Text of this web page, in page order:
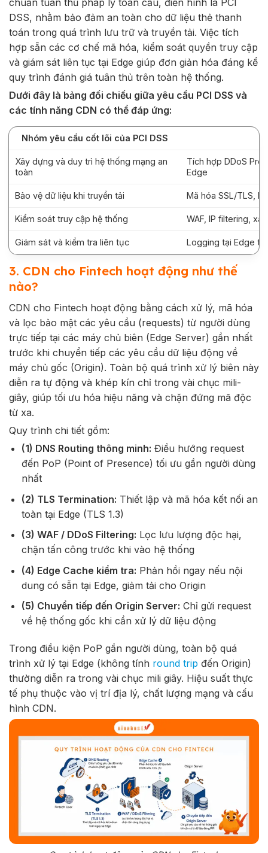
chuẩn tuân thủ pháp lý toàn cầu, điển hình là PCI
DSS, nhằm bảo đảm an toàn cho dữ liệu thẻ thanh
toán trong quá trình lưu trữ và truyền tải. Việc tích
hợp sẵn các cơ chế mã hóa, kiểm soát quyền truy cập
và giám sát liên tục tại Edge giúp đơn giản hóa đáng kể
quy trình đánh giá tuân thủ trên toàn hệ thống.
Dưới đây là bảng đối chiếu giữa yêu cầu PCI DSS và
các tính năng CDN có thể đáp ứng:
Nhóm yêu cầu cốt lõi của PCI DSS
Xây dựng và duy trì hệ thống mạng an
toàn
Tích hợp DDoS
Edge
Bảo vệ dữ liệu khi truyền tải Mã hóa SSL/TLS,
Kiểm soát truy cập hệ thống WAF, IP filtering,
Giám sát và kiểm tra liên tục Logging tại Edge
3. CDN cho Fintech hoạt động như thế
nào?
CDN cho Fintech hoạt động bằng cách xử lý, mã hóa
và lọc bảo mật các yêu cầu (requests) từ người dùng
trực tiếp tại các máy chủ biên (Edge Server) gần nhất
trước khi chuyển tiếp các yêu cầu dữ liệu động về
máy chủ gốc (Origin). Toàn bộ quá trình xử lý biên này
diễn ra tự động và khép kín chỉ trong vài chục mili-
giây, giúp tối ưu hóa hiệu năng và chặn đứng mã độc
từ xa.
Quy trình chi tiết gồm:
(1) DNS Routing thông minh: Điều hướng request
đến PoP (Point of Presence) tối ưu gần người dùng
nhất
(2) TLS Termination: Thiết lập và mã hóa kết nối an
toàn tại Edge (TLS 1.3)
(3) WAF / DDoS Filtering: Lọc lưu lượng độc hại,
chặn tấn công trước khi vào hệ thống
(4) Edge Cache kiểm tra: Phản hồi ngay nếu nội
dung có sẵn tại Edge, giảm tải cho Origin
(5) Chuyển tiếp đến Origin Server: Chỉ gửi request
về hệ thống gốc khi cần xử lý dữ liệu động
Trong điều kiện PoP gần người dùng, toàn bộ quá
trình xử lý tại Edge (không tính round trip đến Origin)
thường diễn ra trong vài chục mili giây. Hiệu suất thực
tế phụ thuộc vào vị trí địa lý, chất lượng mạng và cấu
hình CDN.